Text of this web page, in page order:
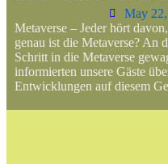
May
Metaverse – Jeder hört
genau ist die Metaverse? An
Schritt in die Metaverse
informierten unsere Gäste
Entwicklungen auf diesem